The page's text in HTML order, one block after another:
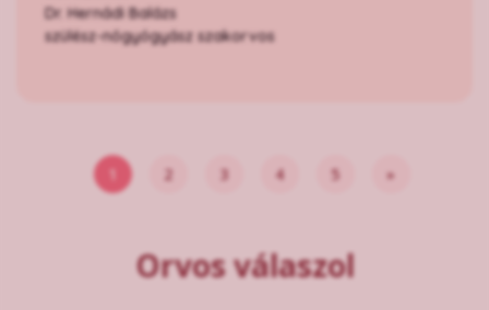
Orvos válaszol
Dr. Hernádi Balázs
szülész-nőgyógyász szakorvos
1 2 3 4 5 »